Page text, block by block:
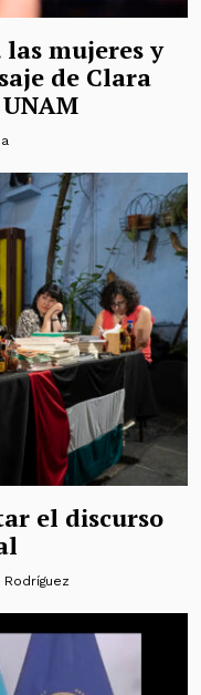
mujeres y
de Clara
el discurso
Rodríguez